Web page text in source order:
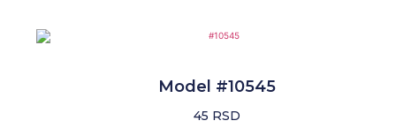
Model #10545
45 RSD